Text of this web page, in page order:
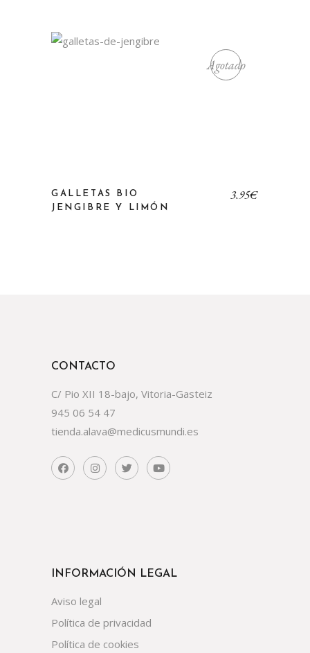
Agotado
GALLETAS BIO
JENGIBRE Y LIMÓN
3,95€
CONTACTO
C/ Pio XII 18-bajo, Vitoria-Gasteiz
945 06 54 47
tienda.alava@medicusmundi.es
INFORMACIÓN LEGAL
Aviso legal
Política de privacidad
Política de cookies